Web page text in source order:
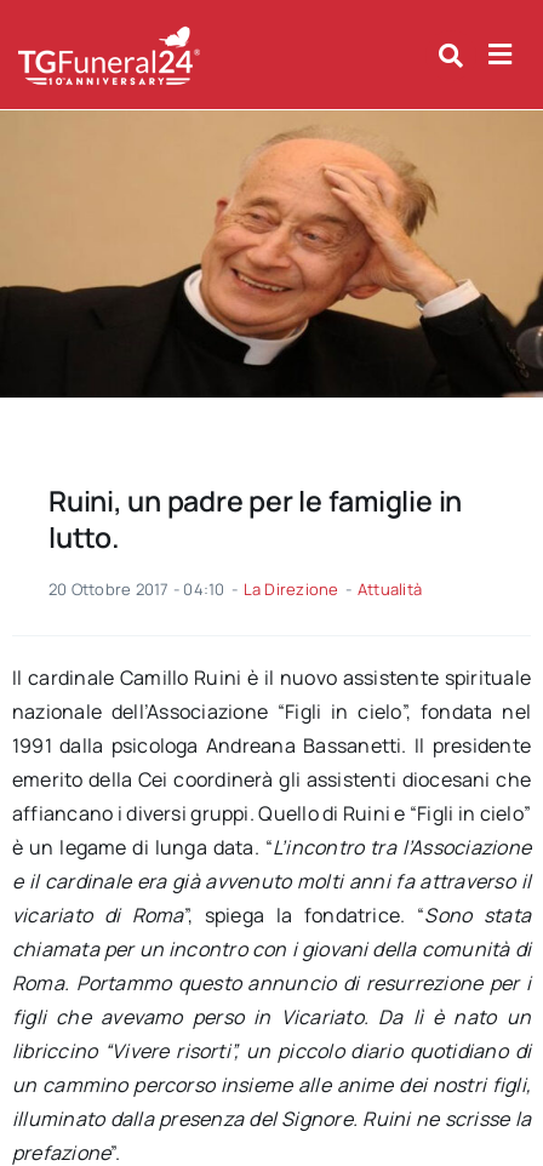
content
Ruini, un padre per le famiglie in
lutto.
20 Ottobre 2017 - 04:10 - La Direzione - Attualità
Il cardinale Camillo Ruini è il nuovo assistente spirituale
nazionale dell’Associazione “Figli in cielo”, fondata nel
1991 dalla psicologa Andreana Bassanetti. Il presidente
emerito della Cei coordinerà gli assistenti diocesani che
affiancano i diversi gruppi. Quello di Ruini e “Figli in cielo”
è un legame di lunga data. “L’incontro tra l’Associazione
e il cardinale era già avvenuto molti anni fa attraverso il
vicariato di Roma”, spiega la fondatrice. “Sono stata
chiamata per un incontro con i giovani della comunità di
Roma. Portammo questo annuncio di resurrezione per i
figli che avevamo perso in Vicariato. Da lì è nato un
libriccino “Vivere risorti”, un piccolo diario quotidiano di
un cammino percorso insieme alle anime dei nostri figli,
illuminato dalla presenza del Signore. Ruini ne scrisse la
prefazione”.